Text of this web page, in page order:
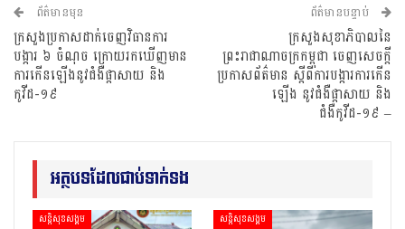
ព័ត៌មានមុន
ក្រសួងប្រកាសដាក់ចេញវិធានការ
បង្ការ ៦ ចំណុច ក្រោយរកឃើញមាន
ការកើនឡើងនូវជំងឺផ្ដាសាយ និង
កូវីដ-១៩
ព័ត៌មានបន្ទាប់
ក្រសួងសុខាភិបាលនៃ
ព្រះរាជាណាចក្រកម្ពុជា ចេញសេចក្តី
ប្រកាសព័ត៌មាន ស្តីពីការបង្ការការកើន
ឡើង នូវជំងឺផ្តាសាយ និង
ជំងឺកូវីដ-១៩ –
អត្ថបទដែលជាប់ទាក់ទង
សន្តិសុខសង្គម សន្តិសុខសង្គម